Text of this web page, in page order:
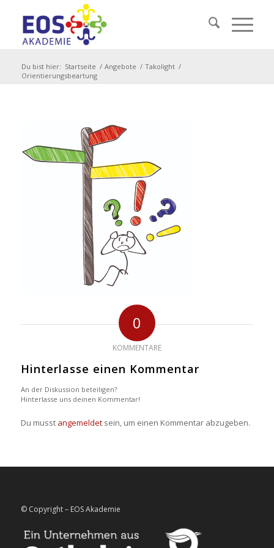
Du bist hier: Startseite / Angebote / Takolight /
Orientierungsbeartung
0
KOMMENTARE
Hinterlasse einen Kommentar
An der Diskussion beteiligen?
Hinterlasse uns deinen Kommentar!
Du musst angemeldetsein, um einen Kommentar abzugeben.
© Copyright – EOS Akademie